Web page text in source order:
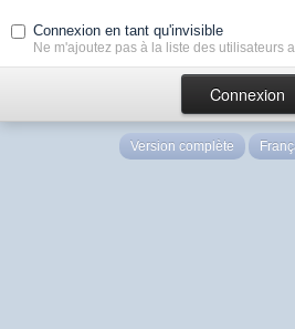
Connexion en tant qu'invisible
Ne m'ajoutez pas à la liste des utilisateurs
Version complète